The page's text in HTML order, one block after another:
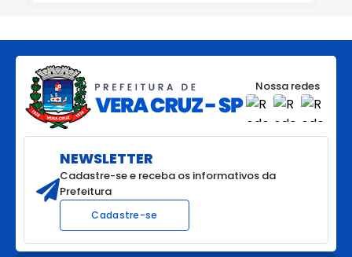
Nossa redes
NEWSLETTER
Cadastre-se e receba os informativos da
Prefeitura
Cadastre-se